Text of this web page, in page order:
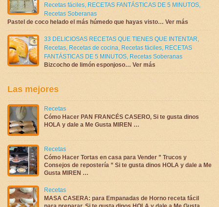
Recetas fáciles, RECETAS FANTÁSTICAS DE 5 MINUTOS,
Recetas Soberanas
Pastel de coco helado el más húmedo que hayas visto… Ver más
33 DELICIOSAS RECETAS QUE TIENES QUE INTENTAR,
Recetas, Recetas de cocina, Recetas fáciles, RECETAS
FANTÁSTICAS DE 5 MINUTOS, Recetas Soberanas
Bizcocho de limón esponjoso… Ver más
Las mejores
Recetas
Cómo Hacer PAN FRANCÉS CASERO, Si te gusta dinos
HOLA y dale a Me Gusta MIREN …
Recetas
Cómo Hacer Tortas en casa para Vender ” Trucos y
Consejos de repostería ” Si te gusta dinos HOLA y dale a Me
Gusta MIREN …
Recetas
MASA CASERA: para Empanadas de Horno receta fácil